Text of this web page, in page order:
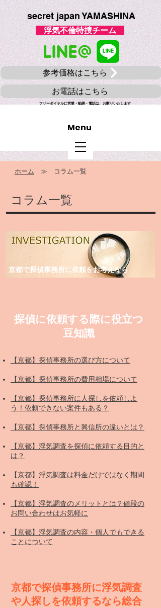
​Menu
参考価格はこちら
​ 浮気不倫特捜チーム
secret japan YAMASHINA
お電話はこちら
フリーダイヤルに​営業・勧誘・電話は、お断りいたします
ホーム ≫ コラム一覧
コラム一覧
京都で探偵事務所に依頼をお考えなら
探偵に依頼する際に役立つ
豆知識
【京都】探偵事務所の選び方について
【京都】探偵事務所の費用相場について
【京都】探偵事務所に人探しを依頼しよ
う！依頼できない案件もある？
【京都】探偵事務所と興信所の違いとは？
【京都】浮気調査を探偵に依頼する目的と
は？
【京都】浮気調査は料金だけではなく期間
も確認！
【京都】浮気調査のメリットとは？値段の
お問い合わせはお気軽に
【京都】浮気調査の内容・個人でもできる
ことについて
京都で探偵事務所に浮気調査
や人探しを依頼するなら総合